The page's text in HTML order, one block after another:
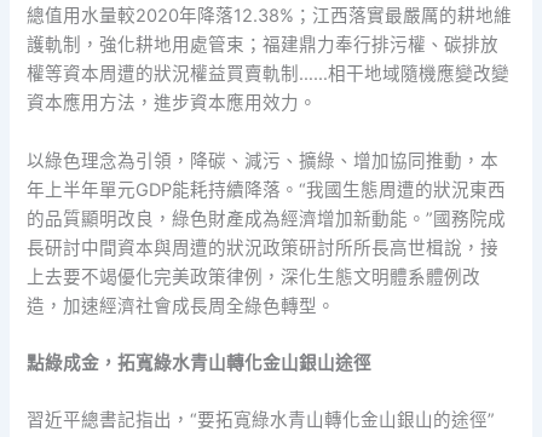
總值用水量較2020年降落12.38%；江西落實最嚴厲的耕地維
護軌制，強化耕地用處管束；福建鼎力奉行排污權、碳排放
權等資本周遭的狀況權益買賣軌制……相干地域隨機應變改變
資本應用方法，進步資本應用效力。
以綠色理念為引領，降碳、減污、擴綠、增加協同推動，本
年上半年單元GDP能耗持續降落。“我國生態周遭的狀況東西
的品質顯明改良，綠色財產成為經濟增加新動能。”國務院成
長研討中間資本與周遭的狀況政策研討所所長高世楫說，接
上去要不竭優化完美政策律例，深化生態文明體系體例改
造，加速經濟社會成長周全綠色轉型。
點綠成金，拓寬綠水青山轉化金山銀山途徑
習近平總書記指出，“要拓寬綠水青山轉化金山銀山的途徑”